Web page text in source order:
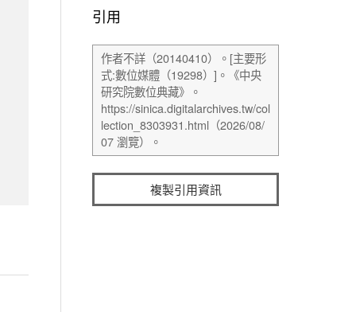
引用
複製引用資訊